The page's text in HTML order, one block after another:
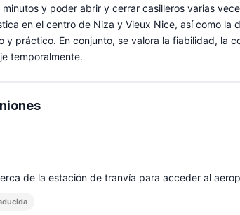
y poder abrir y cerrar casilleros varias
en el centro de Niza y Vieux Nice, así como
y práctico. En conjunto, se valora la fiabilidad, la
temporalmente.
de la estación de tranvía para acceder al